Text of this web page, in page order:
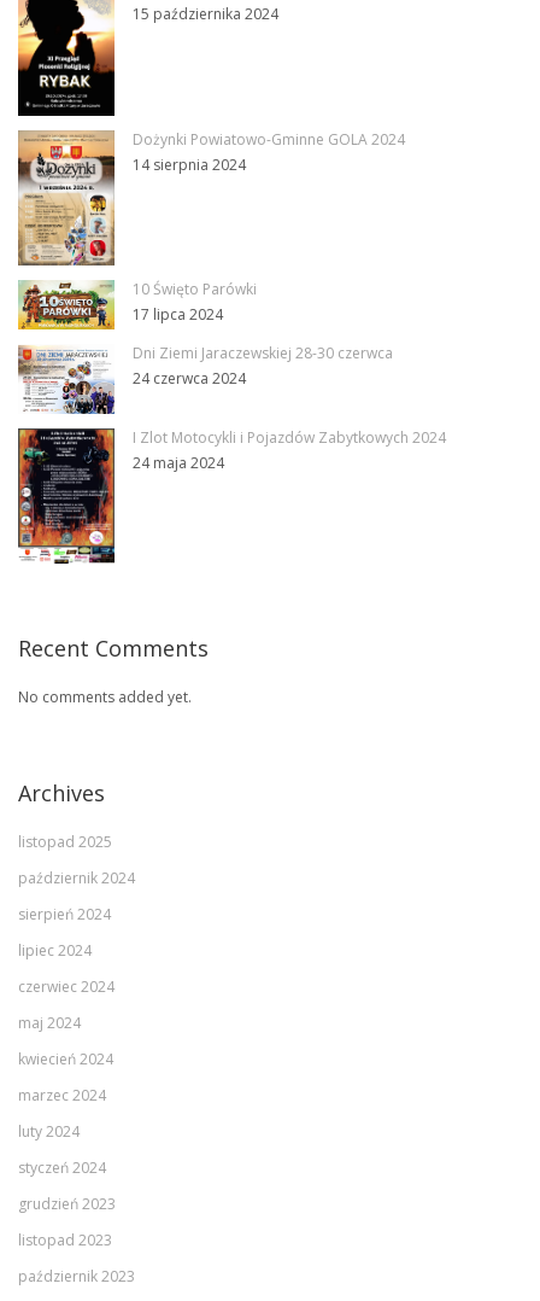
15 października 2024
Dożynki Powiatowo-Gminne GOLA 2024
14 sierpnia 2024
10 Święto Parówki
17 lipca 2024
Dni Ziemi Jaraczewskiej 28-30 czerwca
24 czerwca 2024
I Zlot Motocykli i Pojazdów Zabytkowych 2024
24 maja 2024
Recent Comments
No comments added yet.
Archives
listopad 2025
październik 2024
sierpień 2024
lipiec 2024
czerwiec 2024
maj 2024
kwiecień 2024
marzec 2024
luty 2024
styczeń 2024
grudzień 2023
listopad 2023
październik 2023